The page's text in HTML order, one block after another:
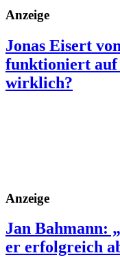
Anzeige
Jonas Eisert
funktioniert auf
wirklich?
Anzeige
Jan Bahmann:
er erfolgreich